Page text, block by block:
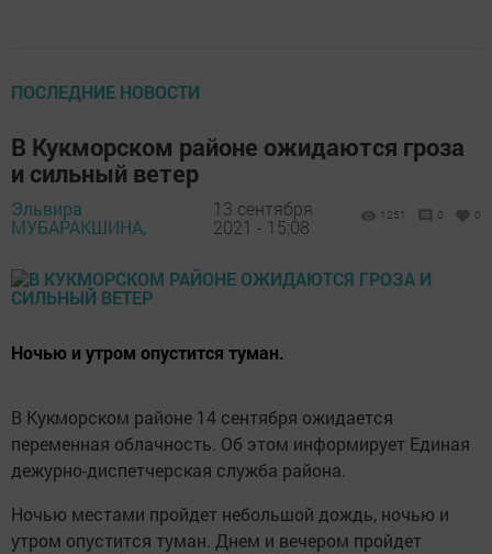
ПОСЛЕДНИЕ НОВОСТИ
В Кукморском районе ожидаются гроза
и сильный ветер
Эльвира
МУБАРАКШИНА,
13 сентября
2021 - 15:08
1251 0 0
Ночью и утром опустится туман.
В Кукморском районе 14 сентября ожидается
переменная облачность. Об этом информирует Единая
дежурно-диспетчерская служба района.
Ночью местами пройдет небольшой дождь, ночью и
утром опустится туман. Днем и вечером пройдет